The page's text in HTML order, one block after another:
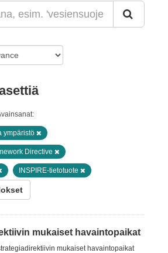
ympäristö
Directive
INSPIRE-tietotuote
mukaiset havaintopaikat
mukaiset havaintopaikat